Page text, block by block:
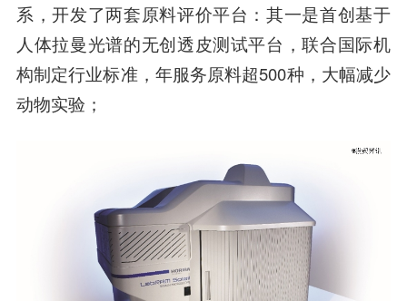
系，开发了两套原料评价平台：其一是首创基于
人体拉曼光谱的无创透皮测试平台，联合国际机
构制定行业标准，年服务原料超500种，大幅减少
动物实验；